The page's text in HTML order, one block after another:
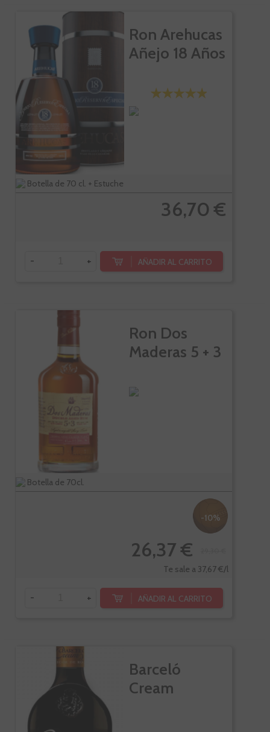
Ron Arehucas
Añejo 18 Años
Botella de 70 cl. + Estuche
36,70 €
- + AÑADIR AL CARRITO
Ron Dos
Maderas 5 + 3
Botella de 70cl.
-10%
26,37 €
Te sale a 37,67 €/l
- + AÑADIR AL CARRITO
Barceló
Cream